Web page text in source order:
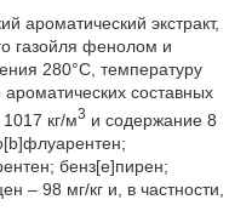
ароматический экстракт,
газойля фенолом и
280°С, температуру
составных
кг/м3 и содержание 8
бенз[е]пирен;
– 98 мг/кг и, в частности,